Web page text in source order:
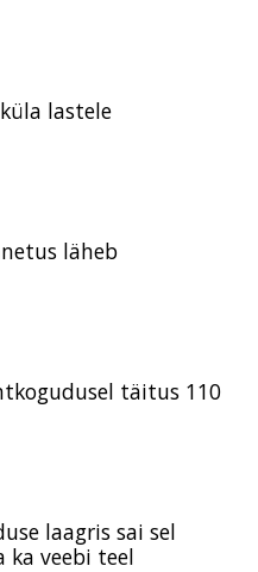
lastele
läheb
täitus 110
laagris sai sel
ka veebi teel